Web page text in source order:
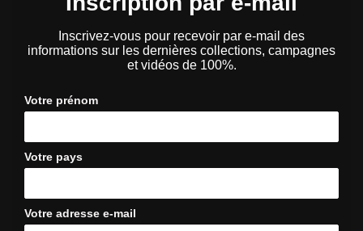
Inscrivez-vous pour recevoir par e-mail des
informations sur les dernières collections, campagnes
et vidéos de 100%.
Votre prénom
Votre pays
Votre adresse e-mail